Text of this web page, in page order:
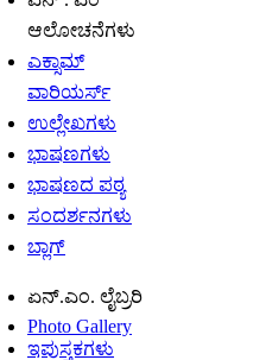
ಆಲೋಚನೆಗಳು
ಎಕ್ಸಾಮ್
ವಾರಿಯರ್ಸ್
ಉಲ್ಲೇಖಗಳು
ಭಾಷಣಗಳು
ಭಾಷಣದ ಪಠ್ಯ
ಸಂದರ್ಶನಗಳು
ಬ್ಲಾಗ್
ಏನ್.ಎಂ. ಲೈಬ್ರರಿ
Photo Gallery
ಇಪುಸ್ತಕಗಳು